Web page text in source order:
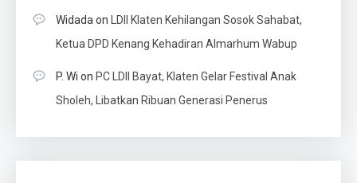
Widada on
LDII Klaten Kehilangan Sosok Sahabat,
Ketua DPD Kenang Kehadiran Almarhum Wabup
P. Wi on PC LDII Bayat, Klaten Gelar Festival Anak
Sholeh, Libatkan Ribuan Generasi Penerus